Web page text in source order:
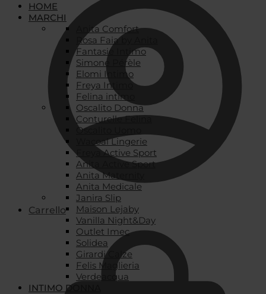
Carrello
HOME
MARCHI
Anita Comfort
Rosa Faia by Anita
Fantasie Intimo
Simone Pérèle
Elomi Intimo
Freya Intimo
Felina intimo
Oscalito Donna
Conturelle Felina
Oscalito Uomo
Wacoal Lingerie
Freya Active Sport
Anita Active Sport
Anita Maternity
Anita Medicale
Janira Slip
Maison Lejaby
Vanilla Night&Day
Outlet Imec
Solidea
Girardi Calze
Felis Maglieria
Verdeacqua
INTIMO DONNA